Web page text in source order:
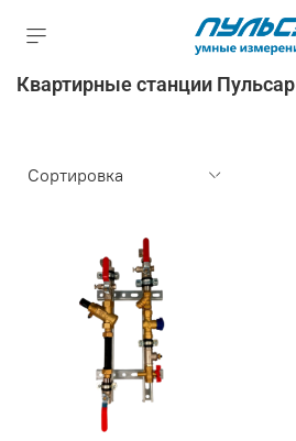
Квартирные станции Пульсар